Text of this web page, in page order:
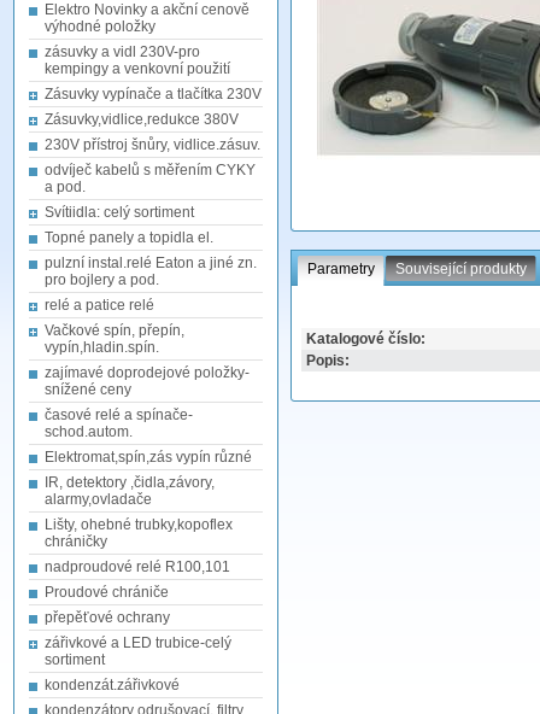
Elektro Novinky a akční cenově
výhodné položky
zásuvky a vidl 230V-pro
kempingy a venkovní použití
Zásuvky vypínače a tlačítka 230V
Zásuvky,vidlice,redukce 380V
230V přístroj šnůry, vidlice.zásuv.
odvíječ kabelů s měřením CYKY
a pod.
Svítiidla: celý sortiment
Topné panely a topidla el.
pulzní instal.relé Eaton a jiné zn.
pro bojlery a pod.
relé a patice relé
Vačkové spín, přepín,
vypín,hladin.spín.
zajímavé doprodejové položky-
snížené ceny
časové relé a spínače-
schod.autom.
Elektromat,spín,zás vypín různé
IR, detektory ,čidla,závory,
alarmy,ovladače
Lišty, ohebné trubky,kopoflex
chráničky
nadproudové relé R100,101
Proudové chrániče
přepěťové ochrany
zářivkové a LED trubice-celý
sortiment
kondenzát.zářivkové
kondenzátory odrušovací, filtry
Parametry Související produkty
Katalogové číslo:
Popis: